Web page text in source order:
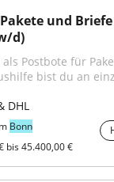
und
d)
Postbote für
bist du an
DHL
Bonn
bis 45.400,00 €